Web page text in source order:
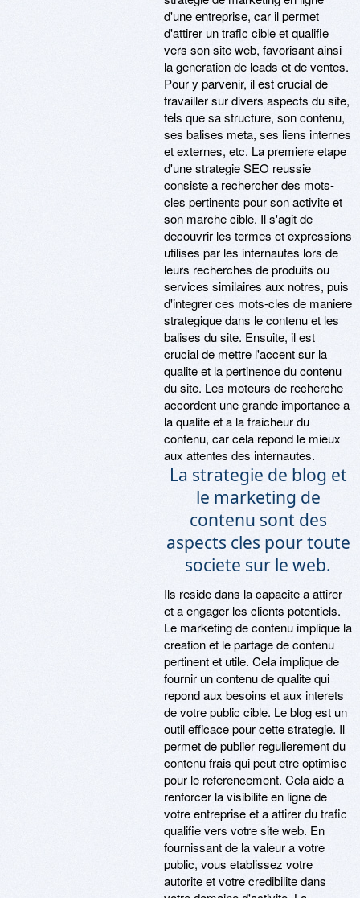
d'une entreprise, car il permet
d'attirer un trafic cible et qualifie
vers son site web, favorisant ainsi
la generation de leads et de ventes.
Pour y parvenir, il est crucial de
travailler sur divers aspects du site,
tels que sa structure, son contenu,
ses balises meta, ses liens internes
et externes, etc. La premiere etape
d'une strategie SEO reussie
consiste a rechercher des mots-
cles pertinents pour son activite et
son marche cible. Il s'agit de
decouvrir les termes et expressions
utilises par les internautes lors de
leurs recherches de produits ou
services similaires aux notres, puis
d'integrer ces mots-cles de maniere
strategique dans le contenu et les
balises du site. Ensuite, il est
crucial de mettre l'accent sur la
qualite et la pertinence du contenu
du site. Les moteurs de recherche
accordent une grande importance a
la qualite et a la fraicheur du
contenu, car cela repond le mieux
aux attentes des internautes.
La strategie de blog et
le marketing de
contenu sont des
aspects cles pour toute
societe sur le web.
Ils reside dans la capacite a attirer
et a engager les clients potentiels.
Le marketing de contenu implique la
creation et le partage de contenu
pertinent et utile. Cela implique de
fournir un contenu de qualite qui
repond aux besoins et aux interets
de votre public cible. Le blog est un
outil efficace pour cette strategie. Il
permet de publier regulierement du
contenu frais qui peut etre optimise
pour le referencement. Cela aide a
renforcer la visibilite en ligne de
votre entreprise et a attirer du trafic
qualifie vers votre site web. En
fournissant de la valeur a votre
public, vous etablissez votre
autorite et votre credibilite dans